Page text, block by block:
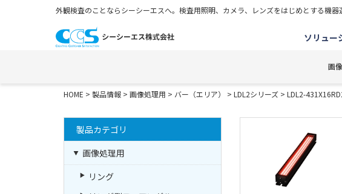
外観検査のことならシーシーエスへ。検査用照明、カメラ、レンズをはじめとする機
ソリュー
画
HOME > 製品情報 > 画像処理用 > バー（エリア） > LDL2シリーズ > LDL2-
製品カテゴリ
画像処理用
リング